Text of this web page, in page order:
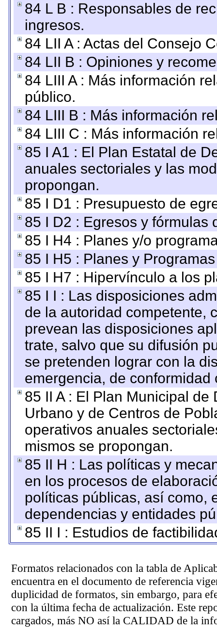
84 L B : Responsables de
ingresos.
84 LII A : Actas del Consejo
84 LII B : Opiniones y
84 LIII A : Más información
público.
84 LIII B : Más información
84 LIII C : Más información
85 I A1 : El Plan Estatal de
anuales sectoriales y las
propongan.
85 I D1 : Presupuesto de
85 I D2 : Egresos y fórmulas
85 I H4 : Planes y/o
85 I H5 : Planes y
85 I H7 : Hipervínculo a los
85 I I : Las disposiciones
de la autoridad competente,
prevean las disposiciones
trate, salvo que su difusión
se pretenden lograr con la
emergencia, de
85 II A : El Plan Municipal
Urbano y de Centros de
operativos anuales
mismos se propongan.
85 II H : Las políticas y
en los procesos de
políticas públicas, así como,
dependencias y entidades
85 II I : Estudios de
Formatos relacionados con la tabla de
encuentra en el documento de referencia
duplicidad de formatos, sin embargo, para
con la última fecha de actualización. Este
cargados, más NO así la CALIDAD de la